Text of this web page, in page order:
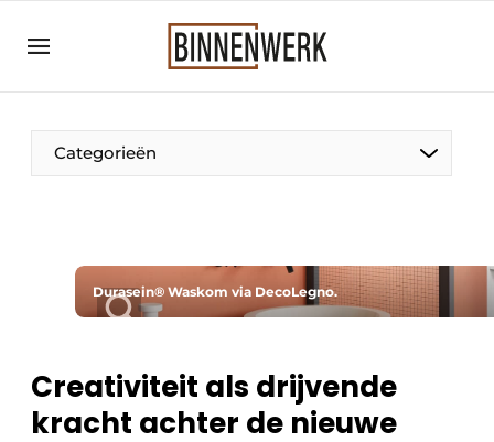
Aanmelden
Bedrijven
Binnenwerk | Hét magazine voor de
Evenement aanmelden
Nieuwsbrief
Podcasts
Categorieën
Durasein® Waskom via DecoLegno.
Creativiteit als drijvende
kracht achter de nieuwe